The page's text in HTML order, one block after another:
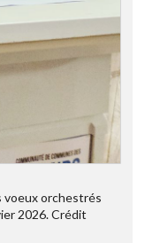
voeux orchestrés
2026. Crédit